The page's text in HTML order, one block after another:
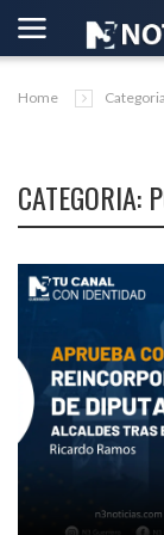
Home
CATEGORIA: